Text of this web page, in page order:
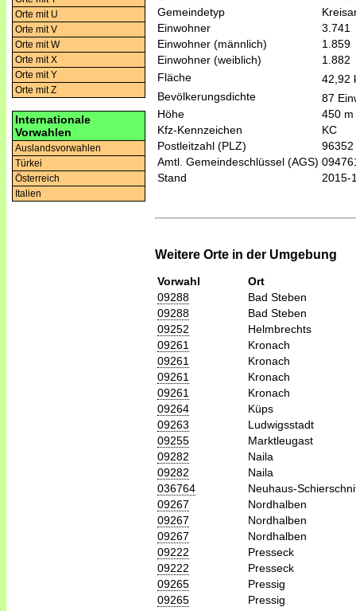
Orte mit U
Orte mit V
Orte mit W
Orte mit X
Orte mit Y
Orte mit Z
Internationale
Vorwahlen
Auslandsvorwahlen
Türkei
Österreich
Italien
Gemeindetyp
Einwohner
3.741
Einwohner (männlich)
1.859
Einwohner (weiblich)
1.882
Fläche
42,92
Bevölkerungsdichte
87
Höhe
450 m
Kfz-Kennzeichen
KC
Postleitzahl (PLZ)
96352
Amtl. Gemeindeschlüssel (AGS)
Stand
2015-
Weitere Orte in der Umgebung
Vorwahl
Ort
09288
Bad Steben
09288
Bad Steben
09252
Helmbrechts
09261
Kronach
09261
Kronach
09261
Kronach
09261
Kronach
09264
Küps
09263
Ludwigsstadt
09255
Marktleugast
09282
Naila
09282
Naila
036764
Neuhaus-
09267
Nordhalben
09267
Nordhalben
09267
Nordhalben
09222
Presseck
09222
Presseck
09265
Pressig
09265
Pressig